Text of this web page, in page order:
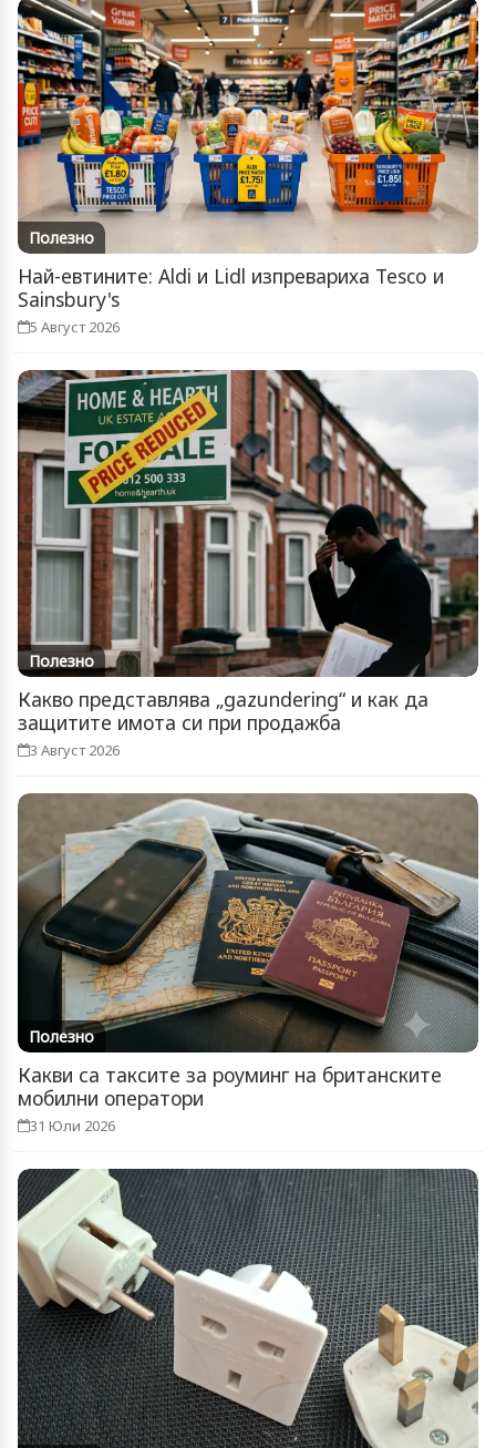
Полезно
Най-евтините: Aldi и Lidl изпревариха Tesco и
Sainsbury's
5 Август 2026
Полезно
Какво представлява „gazundering“ и как да
защитите имота си при продажба
3 Август 2026
Полезно
Какви са таксите за роуминг на британските
мобилни оператори
31 Юли 2026